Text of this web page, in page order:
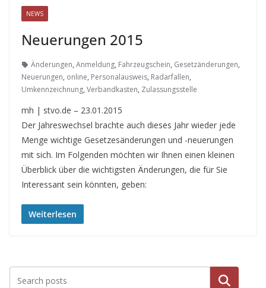
NEWS
Neuerungen 2015
Änderungen, Anmeldung, Fahrzeugschein, Gesetzänderungen,
Neuerungen, online, Personalausweis, Radarfallen,
Umkennzeichnung, Verbandkasten, Zulassungsstelle
mh | stvo.de – 23.01.2015
Der Jahreswechsel brachte auch dieses Jahr wieder jede
Menge wichtige Gesetzesänderungen und -neuerungen
mit sich. Im Folgenden möchten wir Ihnen einen kleinen
Überblick über die wichtigsten Änderungen, die für Sie
Interessant sein könnten, geben:
Weiterlesen
Suchen